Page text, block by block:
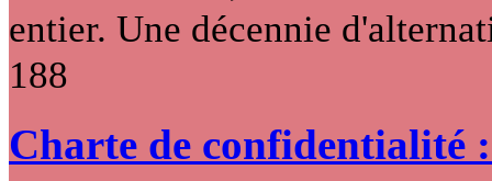
entier. Une décennie
188
Charte de confidentialité